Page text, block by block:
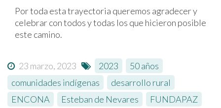
Por toda esta trayectoria queremos agradecer y
celebrar con todos y todas los que hicieron posible
este camino.
23 marzo, 2023 2023 50 años
comunidades indígenas
desarrollo rural
ENCONA
Esteban de Nevares FUNDAPAZ